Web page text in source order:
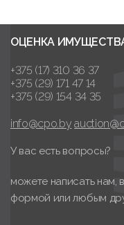
ОЦЕНКА
+375 (17) 310 36 37
+375 (29) 171 47 14
+375 (29) 154 34 35
info@cpo.by
У вас есть вопросы?
можете написать нам,
формой или любым